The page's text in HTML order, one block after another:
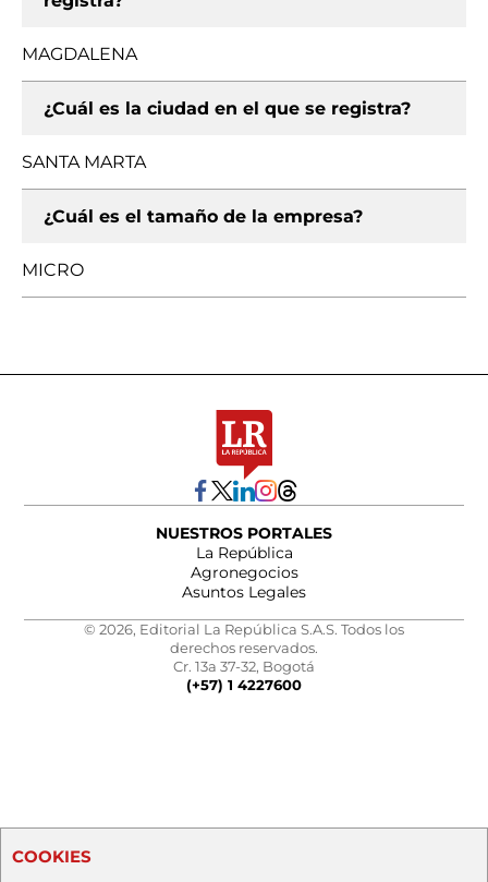
MAGDALENA
¿Cuál es la ciudad en el que se registra?
SANTA MARTA
¿Cuál es el tamaño de la empresa?
MICRO
NUESTROS PORTALES
La República
Agronegocios
Asuntos Legales
© 2026, Editorial La República S.A.S. Todos los
derechos reservados.
Cr. 13a 37-32, Bogotá
(+57) 1 4227600
COOKIES